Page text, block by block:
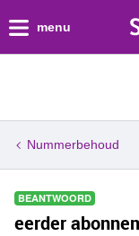
menu
Nummerbehoud
BEANTWOORD
eerder